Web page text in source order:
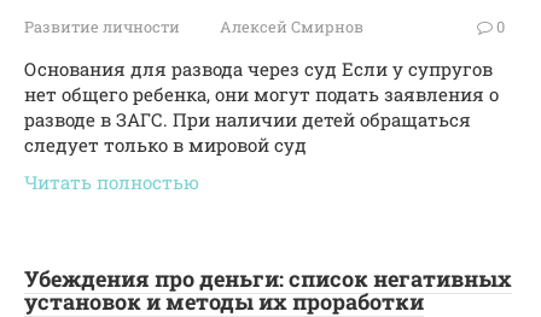
Развитие личности Алексей Смирнов 0
Основания для развода через суд Если у супругов
нет общего ребенка, они могут подать заявления о
разводе в ЗАГС. При наличии детей обращаться
следует только в мировой суд
Читать полностью
Убеждения про деньги: список негативных
установок и методы их проработки